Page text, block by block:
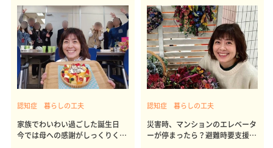
認知症 暮らしの工夫
家族でわいわい過ごした誕生日
今では母への感謝がしっくりくる
認知症 暮らしの工夫
災害時、マンションのエレベータ
ーが停まったら？避難時要支援者